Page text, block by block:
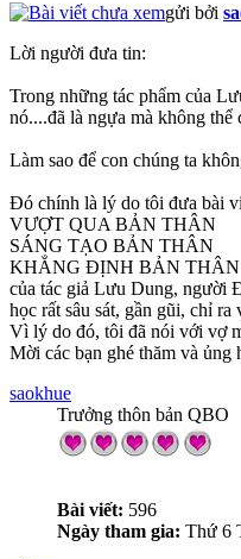
gửi bởi
Lời người đưa tin:
Trong những tác phẩm của
nó....đã là ngựa mà không
Làm sao để con chúng ta
Đó chính là lý do tôi đưa bài
VƯỢT QUA BẢN THÂN
SÁNG TẠO BẢN THÂN
KHẲNG ĐỊNH BẢN THÂN
của tác giả Lưu Dung, người
học rất sâu sát, gần gũi, chỉ
Vì lý do đó, tôi đã nói với vợ
Mời các bạn ghé thăm và ủng
saokhue
Trưởng thôn bản QBO
Bài viết: 596
Ngày tham gia: Thứ 6